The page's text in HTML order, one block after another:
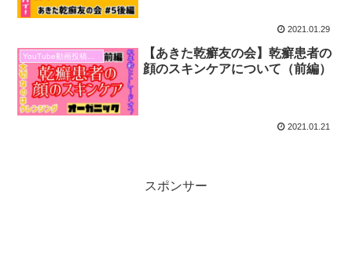
2021.01.29
【あきた乾癬友の会】乾癬患者の
顔のスキンケアについて（前編）
2021.01.21
スポンサー